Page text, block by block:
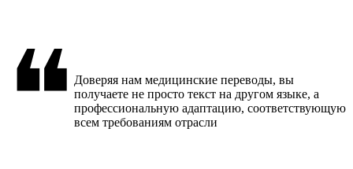
❝ Доверяя нам медицинские переводы, вы
получаете не просто текст на другом языке, а
профессиональную адаптацию, соответствующую
всем требованиям отрасли